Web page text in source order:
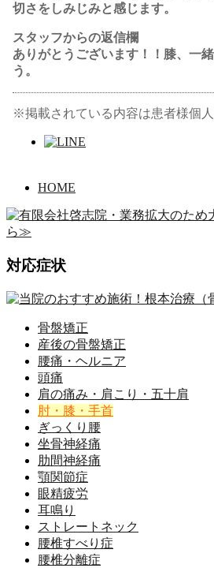
切さをしみじみと感じます。
スタッフからの返信欄
ありがとうございます！！膝、一
う。
※掲載されている内容は患者様個人
HOME
対応症状
骨盤矯正
産後の骨盤矯正
腰痛・ヘルニア
頭痛
肩の痛み・肩こり・五十肩
肘・膝・手首
ぎっくり腰
坐骨神経痛
肋間神経痛
顎関節症
眼精疲労
耳鳴り
ストレートネック
腰椎すべり症
腰椎分離症